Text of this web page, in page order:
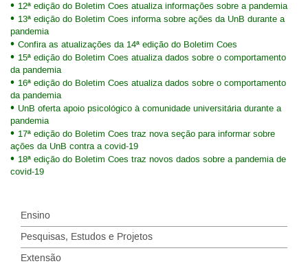
12ª edição do Boletim Coes atualiza informações sobre a pandemia
13ª edição do Boletim Coes informa sobre ações da UnB durante a
pandemia
Confira as atualizações da 14ª edição do Boletim Coes
15ª edição do Boletim Coes atualiza dados sobre o comportamento
da pandemia
16ª edição do Boletim Coes atualiza dados sobre o comportamento
da pandemia
UnB oferta apoio psicológico à comunidade universitária durante a
pandemia
17ª edição do Boletim Coes traz nova seção para informar sobre
ações da UnB contra a covid-19
18ª edição do Boletim Coes traz novos dados sobre a pandemia de
covid-19
Ensino
Pesquisas, Estudos e Projetos
Extensão